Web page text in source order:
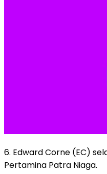
6. Edward Corne (EC)
Pertamina Patra Niaga.